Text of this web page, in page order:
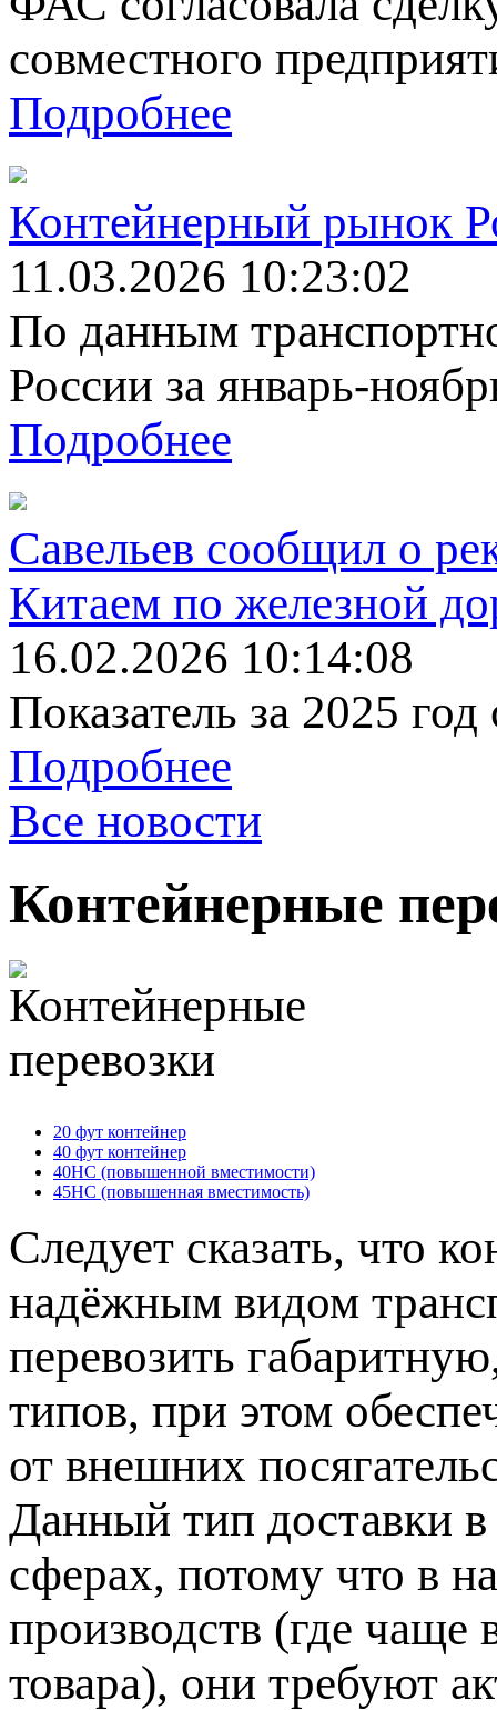
совместного
Подробнее
Контейнерный рынок
11.03.2026 10:23:02
По данным
России за январь-
Подробнее
Савельев сообщил о
Китаем по железной
16.02.2026 10:14:08
Показатель за 2025
Подробнее
Все новости
Контейнерные
20 фут контейнер
40 фут контейнер
40HC (повышенной вместимости)
45HC (повышенная вместимость)
Следует сказать, что
надёжным видом
перевозить
типов, при этом
от внешних
Данный тип доставки
сферах, потому что в
производств (где чаще
товара), они требуют